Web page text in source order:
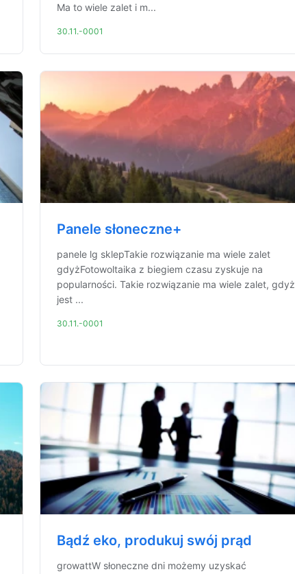
Ma to wiele zalet i m...
30.11.-0001
Panele słoneczne+
panele lg sklepTakie rozwiązanie ma wiele zalet
gdyżFotowoltaika z biegiem czasu zyskuje na
popularności. Takie rozwiązanie ma wiele zalet, gdyż
jest ...
30.11.-0001
Bądź eko, produkuj swój prąd
growattW słoneczne dni możemy uzyskać